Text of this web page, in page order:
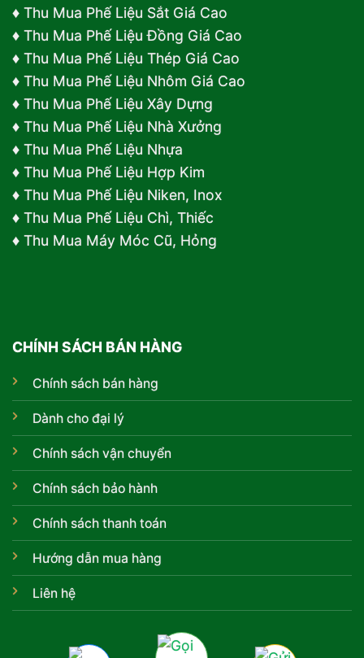
♦ Thu Mua Phế Liệu Sắt Giá Cao
♦ Thu Mua Phế Liệu Đồng Giá Cao
♦ Thu Mua Phế Liệu Thép Giá Cao
♦ Thu Mua Phế Liệu Nhôm Giá Cao
♦ Thu Mua Phế Liệu Xây Dựng
♦ Thu Mua Phế Liệu Nhà Xưởng
♦ Thu Mua Phế Liệu Nhựa
♦ Thu Mua Phế Liệu Hợp Kim
♦ Thu Mua Phế Liệu Niken, Inox
♦ Thu Mua Phế Liệu Chì, Thiếc
♦ Thu Mua Máy Móc Cũ, Hỏng
CHÍNH SÁCH BÁN HÀNG
Chính sách bán hàng
Dành cho đại lý
Chính sách vận chuyển
Chính sách bảo hành
Chính sách thanh toán
Hướng dẫn mua hàng
Liên hệ